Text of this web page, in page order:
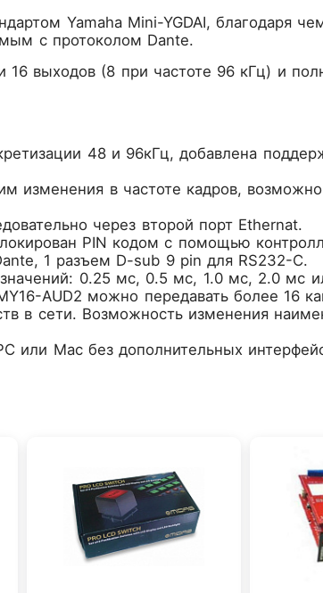
Yamaha Mini-YGDAI, благодаря
с протоколом Dante.
16 выходов (8 при частоте 96 кГц) и
48 и 96кГц, добавлена
изменения в частоте кадров,
через второй порт Ethernat.
PIN кодом с помощью
1 разъем D-sub 9 pin для RS232-C.
0.25 мс, 0.5 мс, 1.0 мс, 2.0 мс
AUD2 можно передавать более 16
в сети. Возможность изменения
или Mac без дополнительных